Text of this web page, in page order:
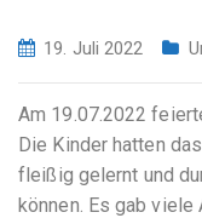
19. Juli 2022
Am 19.07.2022
Die Kinder hatten
fleißig gelernt und
können. Es gab